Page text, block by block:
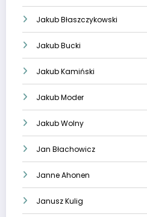
Jakub Błaszczykowski
Jakub Bucki
Jakub Kamiński
Jakub Moder
Jakub Wolny
Jan Błachowicz
Janne Ahonen
Janusz Kulig